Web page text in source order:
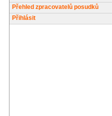
Přehled zpracovatelů posudků
Přihlásit